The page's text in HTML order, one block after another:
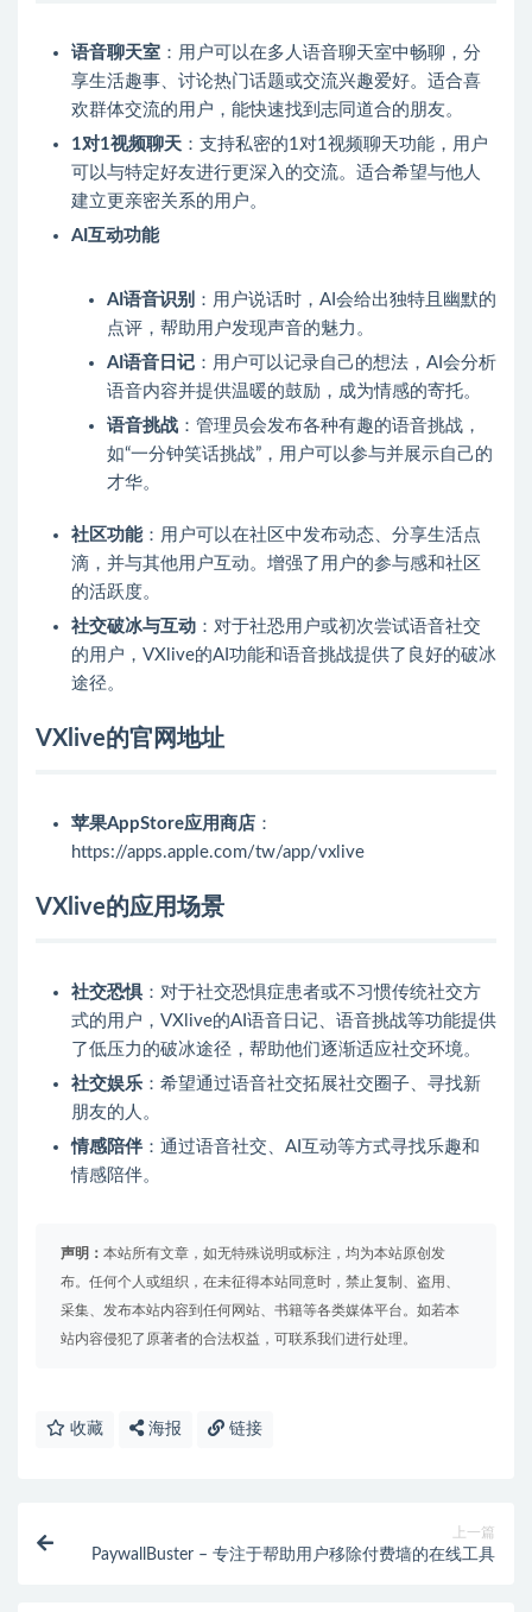
语音聊天室 ：用户可以在多人语音聊天室中畅聊，分
享生活趣事、讨论热门话题或交流兴趣爱好。适合喜
欢群体交流的用户，能快速找到志同道合的朋友。
1对1视频聊天 ：支持私密的1对1视频聊天功能，用户
可以与特定好友进行更深入的交流。适合希望与他人
建立更亲密关系的用户。
AI互动功能
AI语音识别 ：用户说话时，AI会给出独特且幽默的
点评，帮助用户发现声音的魅力。
AI语音日记 ：用户可以记录自己的想法，AI会分析
语音内容并提供温暖的鼓励，成为情感的寄托。
语音挑战 ：管理员会发布各种有趣的语音挑战，
如“一分钟笑话挑战”，用户可以参与并展示自己的
才华。
社区功能：用户可以在社区中发布动态、分享生活点
滴，并与其他用户互动。增强了用户的参与感和社区
的活跃度。
社交破冰与互动 ：对于社恐用户或初次尝试语音社交
的用户，VXlive的AI功能和语音挑战提供了良好的破冰
途径。
VXlive的官网地址
苹果AppStore应用商店 ：
https://apps.apple.com/tw/app/vxlive
VXlive的应用场景
社交恐惧 ：对于社交恐惧症患者或不习惯传统社交方
式的用户，VXlive的AI语音日记、语音挑战等功能提供
了低压力的破冰途径，帮助他们逐渐适应社交环境。
社交娱乐 ：希望通过语音社交拓展社交圈子、寻找新
朋友的人。
情感陪伴 ：通过语音社交、AI互动等方式寻找乐趣和
情感陪伴。
声明： 本站所有文章，如无特殊说明或标注，均为本站原创发
布。任何个人或组织，在未征得本站同意时，禁止复制、盗用、
采集、发布本站内容到任何网站、书籍等各类媒体平台。如若本
站内容侵犯了原著者的合法权益，可联系我们进行处理。
收藏 海报 链接
上一篇
PaywallBuster – 专注于帮助用户移除付费墙的在线工具